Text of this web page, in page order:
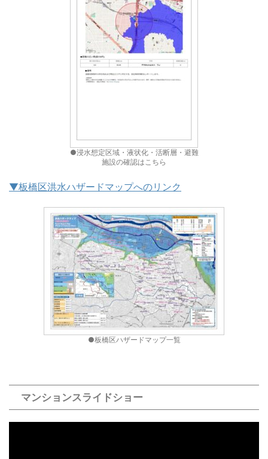
●浸水想定区域・液状化・活断層・避難
施設の確認はこちら
▼板橋区洪水ハザードマップへのリンク
●板橋区ハザードマップ一覧
マンションスライドショー